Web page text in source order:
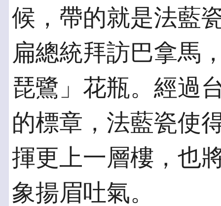
候，帶的就是法藍
扁總統拜訪巴拿馬
琵鷺」花瓶。經過
的標章，法藍瓷使
揮更上一層樓，也
象揚眉吐氣。